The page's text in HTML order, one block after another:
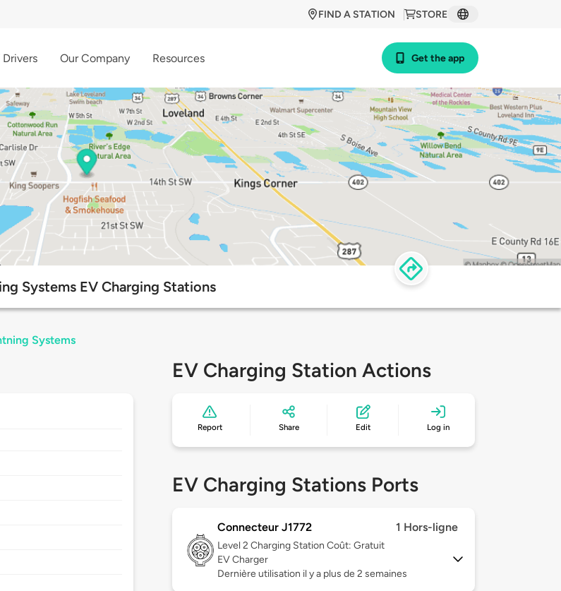
STORE
FIND A STATION
Drivers Our Company Resources Get the app
Systems EV Charging Stations
Systems
EV Charging Station Actions
Report Share Edit Log in
EV Charging Stations Ports
Connecteur J1772 1 Hors-ligne
Level 2 Charging Station Coût: Gratuit
EV Charger
Dernière utilisation il y a plus de 2 semaines